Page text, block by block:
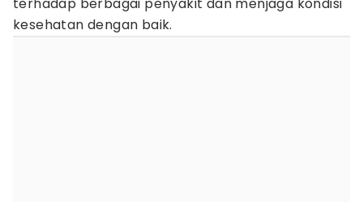
kesehatan dengan baik.